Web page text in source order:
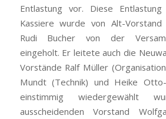
Entlastung vor. Diese
Kassiere wurde von Alt-Vorstand
Rudi Bucher von der
eingeholt. Er leitete auch die
Vorstände Ralf Müller
Mundt (Technik) und Heike
einstimmig wiedergewählt
ausscheidenden Vorstand